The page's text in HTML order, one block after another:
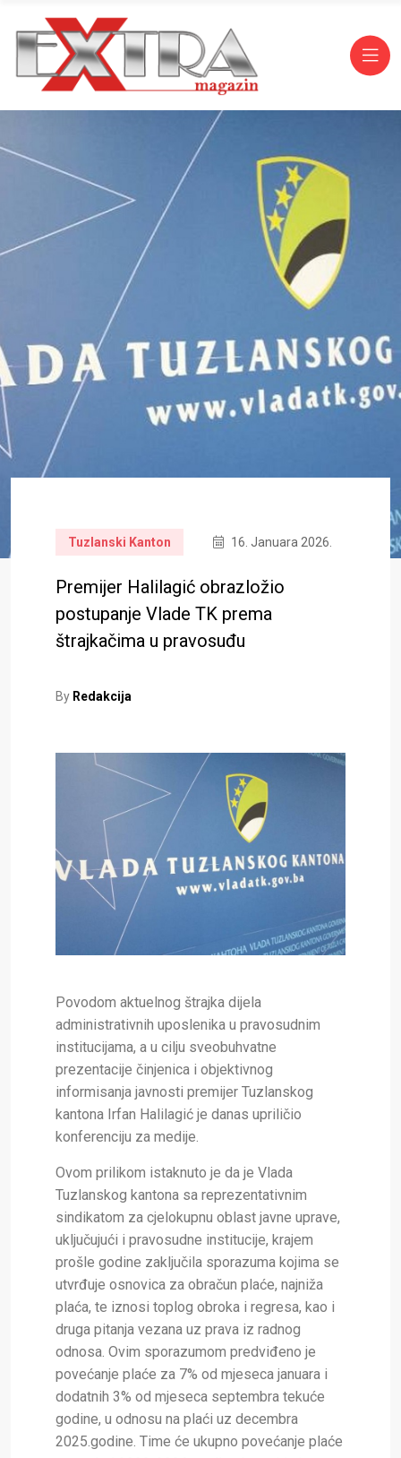
Tuzlanski Kanton 16. Januara 2026.
Premijer Halilagić obrazložio
postupanje Vlade TK prema
štrajkačima u pravosuđu
By Redakcija
Povodom aktuelnog štrajka dijela
administrativnih uposlenika u pravosudnim
institucijama, a u cilju sveobuhvatne
prezentacije činjenica i objektivnog
informisanja javnosti premijer Tuzlanskog
kantona Irfan Halilagić je danas upriličio
konferenciju za medije.
Ovom prilikom istaknuto je da je Vlada
Tuzlanskog kantona sa reprezentativnim
sindikatom za cjelokupnu oblast javne uprave,
uključujući i pravosudne institucije, krajem
prošle godine zaključila sporazuma kojima se
utvrđuje osnovica za obračun plaće, najniža
plaća, te iznosi toplog obroka i regresa, kao i
druga pitanja vezana uz prava iz radnog
odnosa. Ovim sporazumom predviđeno je
povećanje plaće za 7% od mjeseca januara i
dodatnih 3% od mjeseca septembra tekuće
godine, u odnosu na plaći uz decembra
2025.godine. Time će ukupno povećanje plaće